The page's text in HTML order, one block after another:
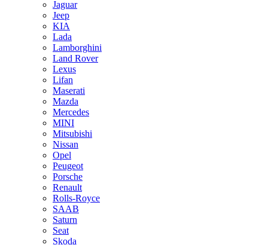
Jaguar
Jeep
KIA
Lada
Lamborghini
Land Rover
Lexus
Lifan
Maserati
Mazda
Mercedes
MINI
Mitsubishi
Nissan
Opel
Peugeot
Porsche
Renault
Rolls-Royce
SAAB
Saturn
Seat
Skoda